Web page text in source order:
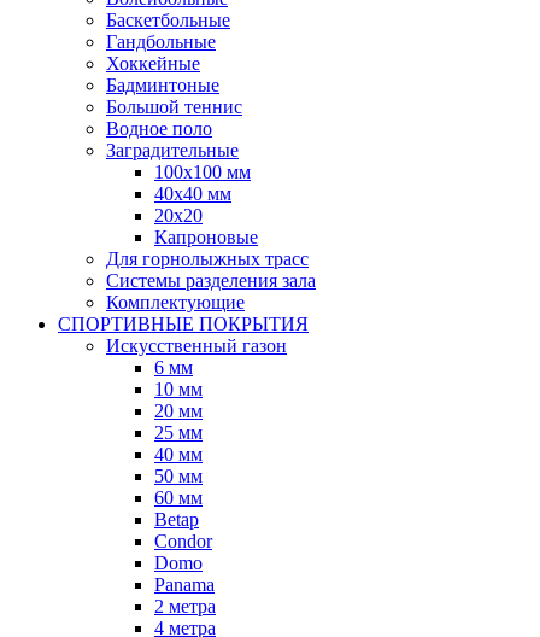
Баскетбольные
Гандбольные
Хоккейные
Бадминтоные
Большой теннис
Водное поло
Заградительные
100х100 мм
40х40 мм
20х20
Капроновые
Для горнолыжных трасс
Системы разделения зала
Комплектующие
СПОРТИВНЫЕ ПОКРЫТИЯ
Искусственный газон
6 мм
10 мм
20 мм
25 мм
40 мм
50 мм
60 мм
Betap
Condor
Domo
Panama
2 метра
4 метра